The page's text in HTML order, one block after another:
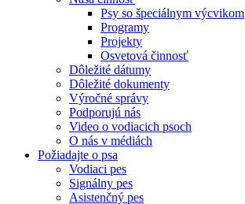
Psy so špeciálnym výcvikom
Programy
Projekty
Osvetová činnosť
Dôležité dátumy
Dôležité dokumenty
Výročné správy
Podporujú nás
Video o vodiacich psoch
O nás v médiách
Požiadajte o psa
Vodiaci pes
Signálny pes
Asistenčný pes